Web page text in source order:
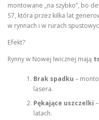
montowane „na szybko”, bo
S7, która przez kilka lat
w rynnach i w rurach
Efekt?
Rynny w Nowej Iwicznej mają
Brak spadku –
lasera.
Pękające uszczelki
latach.